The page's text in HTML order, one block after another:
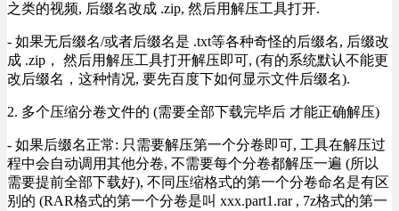
之类的视频, 后缀名改成 .zip, 然后用解压工具打开.
- 如果无后缀名/或者后缀名是 .txt等各种奇怪的后缀名, 后缀改
成 .zip， 然后用解压工具打开解压即可, (有的系统默认不能更
改后缀名，这种情况, 要先百度下如何显示文件后缀名).
2. 多个压缩分卷文件的 (需要全部下载完毕后 才能正确解压)
- 如果后缀名正常: 只需要解压第一个分卷即可, 工具在解压过
程中会自动调用其他分卷, 不需要每个分卷都解压一遍 (所以
需要提前全部下载好), 不同压缩格式的第一个分卷命名是有区
别的 (RAR格式的第一个分卷是叫 xxx.part1.rar , 7z格式的第一